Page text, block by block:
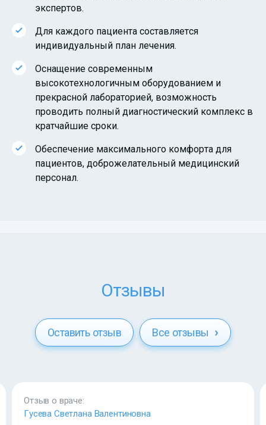
экспертов.
Для каждого пациента составляется
индивидуальный план лечения.
Оснащение современным
высокотехнологичным оборудованием и
прекрасной лабораторией, возможность
проводить полный диагностический комплекс в
кратчайшие сроки.
Обеспечение максимального комфорта для
пациентов, доброжелательный медицинский
персонал.
Отзывы
Оставить отзыв Все отзывы
Отзыв о враче:
Гусева Светлана Валентиновна